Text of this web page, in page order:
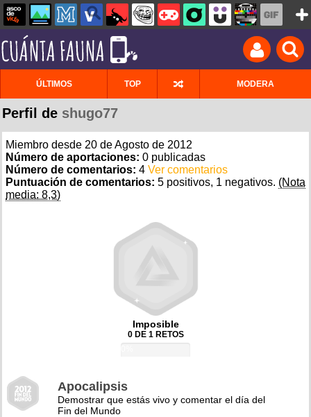
ÚLTIMOS TOP MODERA
Perfil de shugo77
Miembro desde 20 de Agosto de 2012
Número de aportaciones: 0 publicadas
Número de comentarios: 4 Ver comentarios
Puntuación de comentarios: 5 positivos, 1 negativos. (Nota
media: 8,3)
Imposible
0 DE 1 RETOS
Apocalipsis
Demostrar que estás vivo y comentar el día del
Fin del Mundo